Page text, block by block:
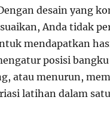
desain yang
Anda tidak
mendapatkan
posisi
atau menurun,
latihan dalam